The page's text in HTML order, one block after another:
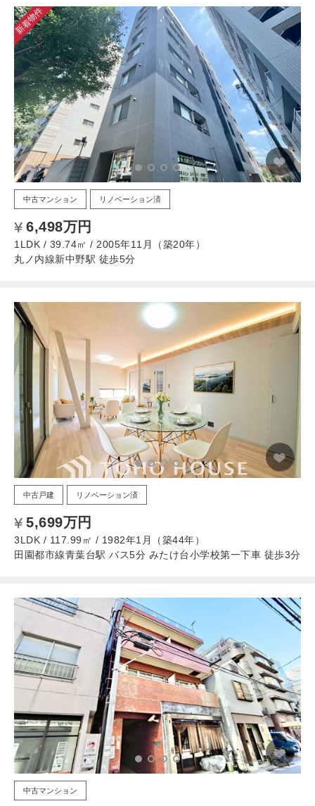
新着物件
中古マンション リノベーション済
6,498万円
1LDK / 39.74㎡ / 2005年11月（築20年）
丸ノ内線新中野駅 徒歩5分
中古戸建 リノベーション済
5,699万円
3LDK / 117.99㎡ / 1982年1月（築44年）
田園都市線青葉台駅 バス5分 みたけ台小学校第一下車 徒歩3分
中古マンション